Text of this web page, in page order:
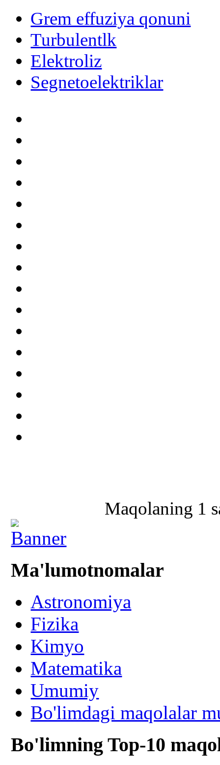
Grem effuziya qonuni
Turbulentlk
Elektroliz
Segnetoelektriklar
Maqolaning 1
Ma'lumotnomalar
Astronomiya
Fizika
Kimyo
Matematika
Umumiy
Bo'limdagi maqolalar
Bo'limning Top-10